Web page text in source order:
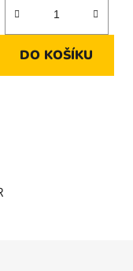
DO KOŠÍKU